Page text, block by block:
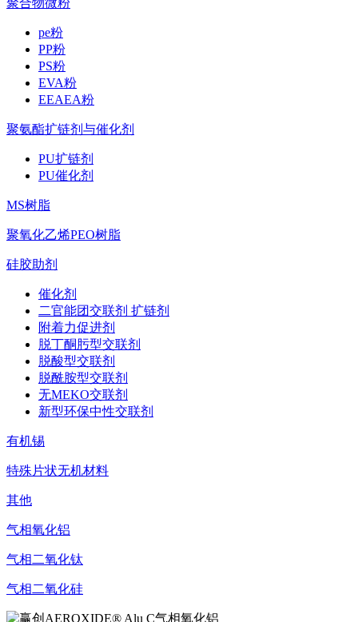
聚合物微粉
pe粉
PP粉
PS粉
EVA粉
EEAEA粉
聚氨酯扩链剂与催化剂
PU扩链剂
PU催化剂
MS树脂
聚氧化乙烯PEO树脂
硅胶助剂
催化剂
二官能团交联剂 扩链剂
附着力促进剂
脱丁酮肟型交联剂
脱酸型交联剂
脱酰胺型交联剂
无MEKO交联剂
新型环保中性交联剂
有机锡
特殊片状无机材料
其他
气相氧化铝
气相二氧化钛
气相二氧化硅